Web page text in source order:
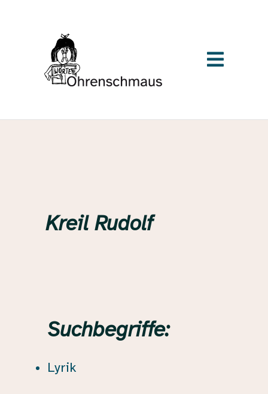
Kreil Rudolf
Suchbegriffe:
Lyrik